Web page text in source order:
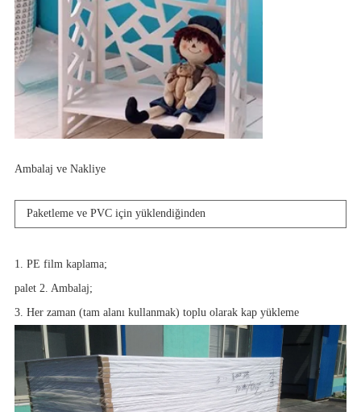
Ambalaj ve Nakliye
Paketleme ve PVC için yüklendiğinden
1. PE film kaplama;
palet 2. Ambalaj;
3. Her zaman (tam alanı kullanmak) toplu olarak kap yükleme